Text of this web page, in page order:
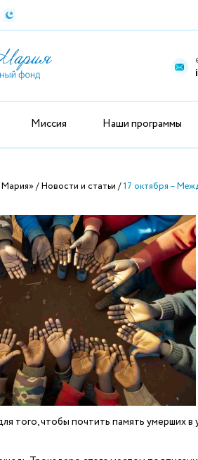
Миссия Наши программы
Мария» Новости и статьи 17 октября –
того, чтобы почтить память умерших в